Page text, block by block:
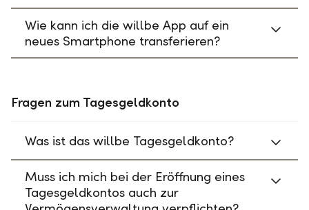
Wie kann ich die willbe App auf ein
neues Smartphone transferieren?
Fragen zum Tagesgeldkonto
Was ist das willbe Tagesgeldkonto?
Muss ich mich bei der Eröffnung eines
Tagesgeldkontos auch zur